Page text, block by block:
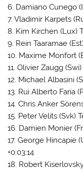
6. Damiano Cunego
7. Vladimir Karpets
8. Kim Kirchen (Lux)
9. Rein Taaramae
10. Maxime Monfort
11. Olivier Zaugg
12. Michael Albasini
13. Rui Alberto Faria
14. Chris Anker
15. Peter Velits (Svk)
16. Damien Monier
17. George Hincapie
+0:03:14
18. Robert